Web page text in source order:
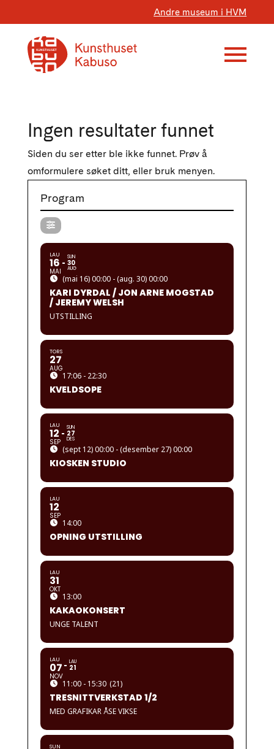
Andre museum i HVM
Ingen resultater funnet
Siden du ser etter ble ikke funnet. Prøv å
omformulere søket ditt, eller bruk menyen.
Program
LAU
16
MAI
SUN
30
AUG
(mai 16) 00:00 - (aug. 30) 00:00
KARI DYRDAL / JON ARNE MOGSTAD
/ JEREMY WELSH
UTSTILLING
TORS
27
AUG
17:06 - 22:30
KVELDSOPE
LAU
12
SEP
SUN
27
DES
(sept 12) 00:00 - (desember 27) 00:00
KIOSKEN STUDIO
LAU
12
SEP
14:00
OPNING UTSTILLING
LAU
31
OKT
13:00
KAKAOKONSERT
UNGE TALENT
LAU
07
NOV
LAU
21
11:00 - 15:30 (21)
TRESNITTVERKSTAD 1/2
MED GRAFIKAR ÅSE VIKSE
SUN